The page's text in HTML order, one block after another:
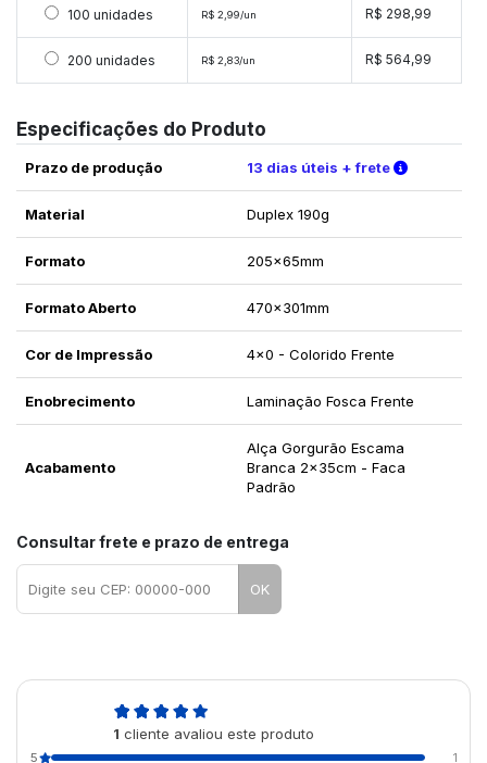
Selecionar 100 unidades
100 unidades R$ 2,99/un R$ 298,99
Selecionar 200 unidades
200 unidades R$ 2,83/un R$ 564,99
Especificações do Produto
Prazo de produção 13 dias úteis + frete Verifique
Material Duplex 190g
Formato 205x65mm
Formato Aberto 470x301mm
Cor de Impressão 4x0 - Colorido Frente
Enobrecimento Laminação Fosca Frente
Acabamento
Alça Gorgurão Escama
Branca 2x35cm - Faca
Padrão
Consultar frete e prazo de entrega
OK
1 cliente avaliou este produto
5
1